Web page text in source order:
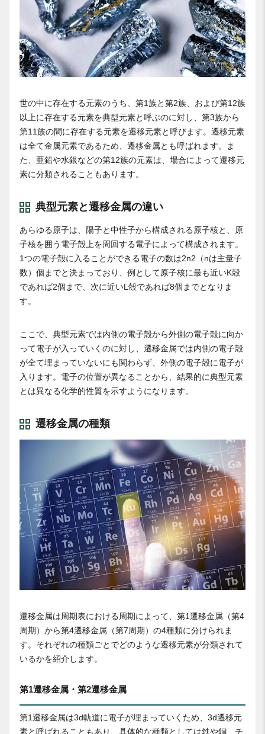
世の中に存在する元素のうち、第1族と第2族、および第12族
以上に存在する元素を典型元素と呼ぶのに対し、第3族から
第11族の間に存在する元素を遷移元素と呼びます。遷移元素
は全て金属元素であるため、遷移金属とも呼ばれます。ま
た、亜鉛や水銀などの第12族の元素は、場合によって遷移元
素に分類されることもあります。
典型元素と遷移金属の違い
あらゆる原子は、陽子と中性子から構成される原子核と、原
子核を囲う電子殻上を周回する電子によって構成されます。
1つの電子殻に入ることができる電子の数は2n2（nは主量子
数）個までと決まっており、例として原子核に最も近いK殻
であれば2個まで、次に近いL殻であれば8個までとなりま
す。
ここで、典型元素では内側の電子殻から外側の電子殻に向か
って電子が入っていくのに対し、遷移金属では内側の電子殻
が全て埋まっていないにも関わらず、外側の電子殻に電子が
入ります。電子の位置が異なることから、結果的に典型元素
とは異なる化学的性質を示すようになります。
遷移金属の種類
遷移金属は周期表における周期によって、第1遷移金属（第4
周期）から第4遷移金属（第7周期）の4種類に分けられま
す。それぞれの種類ごとでどのような遷移元素が分類されて
いるかを紹介します。
第1遷移金属・第2遷移金属
第1遷移金属は3d軌道に電子が埋まっていくため、3d遷移元
素と呼ばれることもあり、具体的な種類としては鉄や銅、チ